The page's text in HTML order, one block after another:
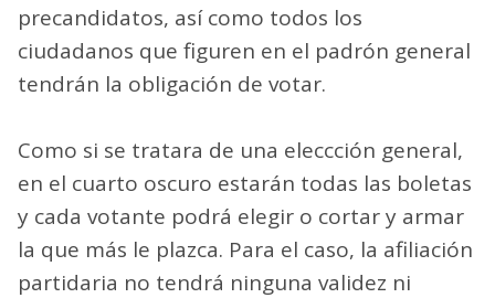
precandidatos, así como todos los
ciudadanos que figuren en el padrón general
tendrán la obligación de votar.
Como si se tratara de una eleccción general,
en el cuarto oscuro estarán todas las boletas
y cada votante podrá elegir o cortar y armar
la que más le plazca. Para el caso, la afiliación
partidaria no tendrá ninguna validez ni